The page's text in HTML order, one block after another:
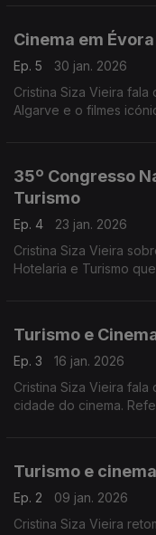
Cinema em
Ep. 5
30 jan. 2026
Cristina Siza Vieira
Algarve e o filmes
35º Congresso
Turismo
Ep. 4
23 jan. 2026
Cristina Siza Vieira
Hotelaria e Turismo
Turismo e
Ep. 3
16 jan. 2026
Cristina Siza Vieira fala do cinema e do turismo em Coimbra, a
cidade do cinema.
Turismo e cinema
Ep. 2
09 jan. 2026
Cristina Siza Vieira